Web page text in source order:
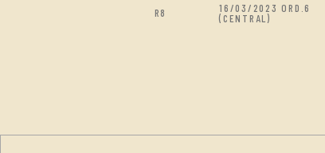
R8
16/03/2023 ORD.6
(CENTRAL)